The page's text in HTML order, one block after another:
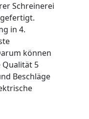
Schreinerei
in 4.
können
Qualität 5
Beschläge